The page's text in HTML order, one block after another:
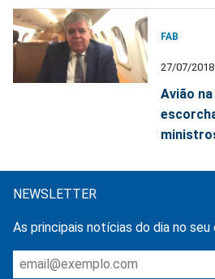
FAB
27/07/2018
Avião
NEWSLETTER
As principais notícias do dia no seu